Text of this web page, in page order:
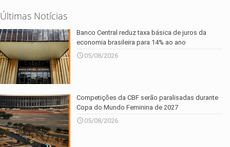
Últimas Notícias
Banco Central reduz taxa básica de juros da
economia brasileira para 14% ao ano
05/08/2026
Competições da CBF serão paralisadas durante
Copa do Mundo Feminina de 2027
05/08/2026